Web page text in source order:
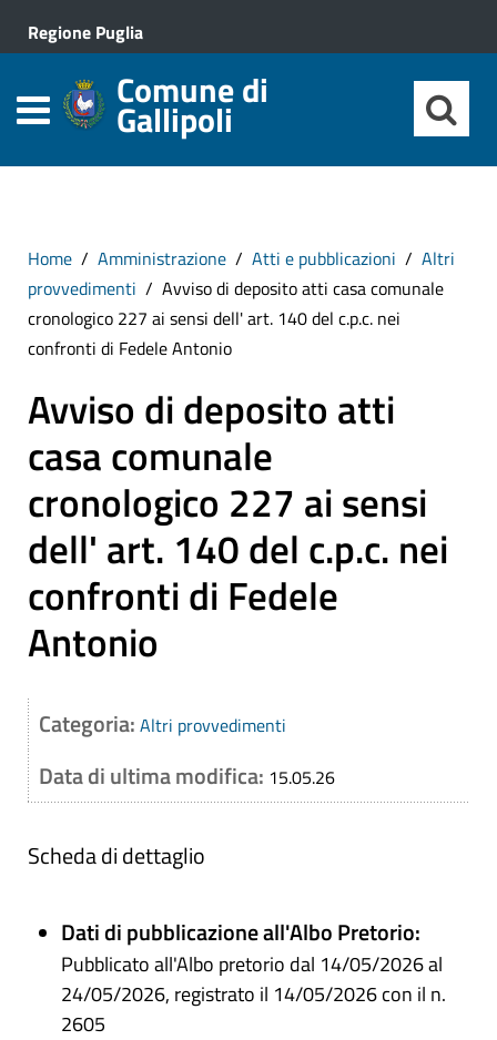
Regione Puglia
Comune di
Gallipoli
Home Amministrazione Atti e pubblicazioni
Altri
provvedimenti
Avviso di deposito atti casa comunale
cronologico 227 ai sensi dell' art. 140 del c.p.c. nei
confronti di Fedele Antonio
Avviso di deposito atti
casa comunale
cronologico 227 ai sensi
dell' art. 140 del c.p.c. nei
confronti di Fedele
Antonio
Categoria: Altri provvedimenti
Data di ultima modifica: 15.05.26
Scheda di dettaglio
Dati di pubblicazione all'Albo Pretorio:
Pubblicato all'Albo pretorio dal 14/05/2026 al
24/05/2026, registrato il 14/05/2026 con il n.
2605